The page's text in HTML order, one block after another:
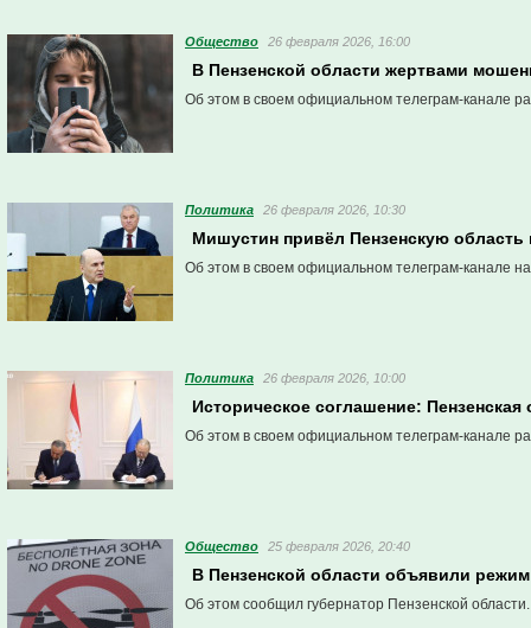
Общество 26 февраля 2026, 16:00
В Пензенской области жертвами
Об этом в своем официальном телеграм-канале
Политика 26 февраля 2026, 10:30
Мишустин привёл Пензенскую область
Об этом в своем официальном телеграм-канале
Политика 26 февраля 2026, 10:00
Историческое соглашение:
Об этом в своем официальном телеграм-канале
Общество 25 февраля 2026, 20:40
В Пензенской области объявили
Об этом сообщил губернатор Пензенской области.